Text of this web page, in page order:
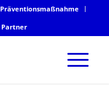
Präventionsmaßnahme
Partner